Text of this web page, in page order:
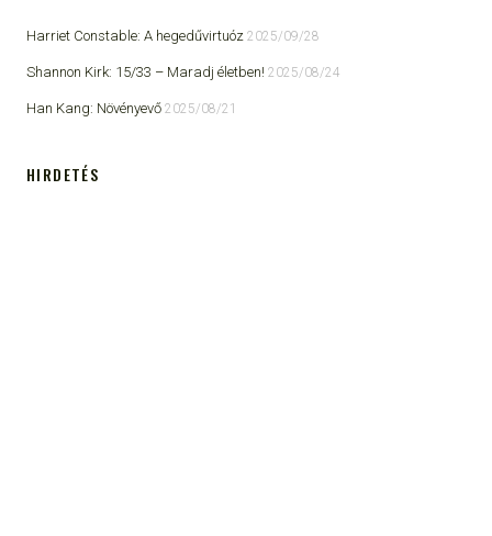
Harriet Constable: A hegedűvirtuóz 2025/09/28
Shannon Kirk: 15/33 ​– Maradj életben! 2025/08/24
Han Kang: Növényevő 2025/08/21
HIRDETÉS